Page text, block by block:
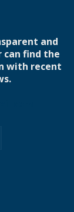
and
find the
with recent